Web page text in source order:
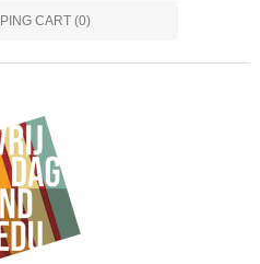
CART (0)